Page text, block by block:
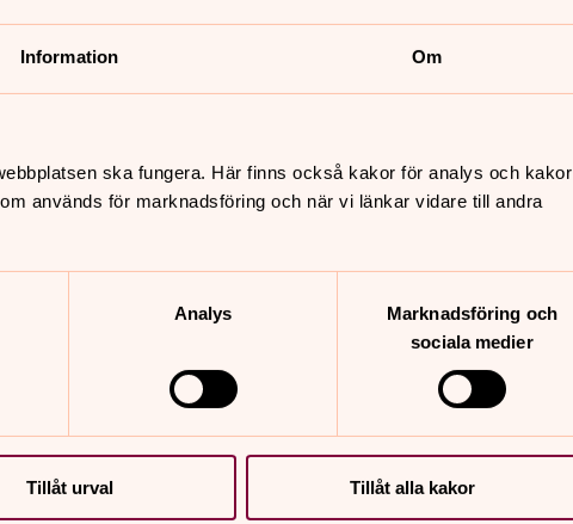
Information Om
ska fungera. Här finns också kakor för analys och kakor
används för marknadsföring och när vi länkar vidare till andra
Analys
Marknadsföring och
sociala medier
Tillåt urval Tillåt alla kakor